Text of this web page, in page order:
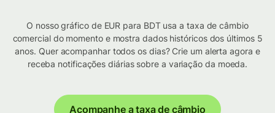
O nosso gráfico de EUR para BDT usa a taxa de câmbio
comercial do momento e mostra dados históricos dos últimos 5
anos. Quer acompanhar todos os dias? Crie um alerta agora e
receba notificações diárias sobre a variação da moeda.
Acompanhe a taxa de câmbio